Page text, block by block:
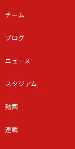
チーム
ブログ
ニュース
スタジアム
動画
連載